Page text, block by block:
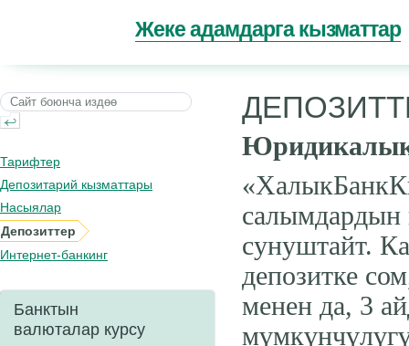
Жеке адамдарга кызматтар
Юридикалык
салымдардын
сунуштайт.
депозитке
менен да, 3
Тарифтер
Депозитарий кызматтары
Насыялар
Депозиттер
Интернет-банкинг
Банктын
валюталар курсу